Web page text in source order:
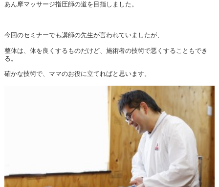
あん摩マッサージ指圧師の道を目指しました。
今回のセミナーでも講師の先生が言われていましたが、
整体は、体を良くするものだけど、施術者の技術で悪くすることもでき
る。
確かな技術で、ママのお役に立てればと思います。